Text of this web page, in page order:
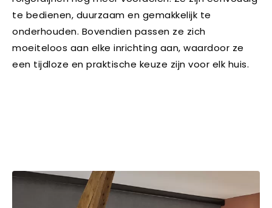
te bedienen, duurzaam en gemakkelijk te
onderhouden. Bovendien passen ze zich
moeiteloos aan elke inrichting aan, waardoor ze
een tijdloze en praktische keuze zijn voor elk huis.